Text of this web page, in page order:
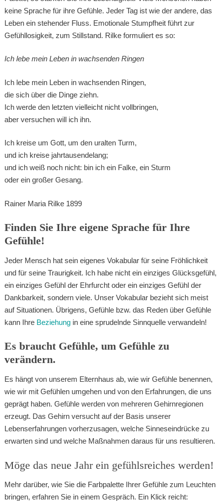
keine Sprache für ihre Gefühle. Jeder Tag ist wie der andere, das
Leben ein stehender Fluss. Emotionale Stumpfheit führt zur
Gefühllosigkeit, zum Stillstand. Rilke formuliert es so:
Ich lebe mein Leben in wachsenden Ringen
Ich lebe mein Leben in wachsenden Ringen,
die sich über die Dinge ziehn.
Ich werde den letzten vielleicht nicht vollbringen,
aber versuchen will ich ihn.
Ich kreise um Gott, um den uralten Turm,
und ich kreise jahrtausendelang;
und ich weiß noch nicht: bin ich ein Falke, ein Sturm
oder ein großer Gesang.
Rainer Maria Rilke 1899
Finden Sie Ihre eigene Sprache für Ihre
Gefühle!
Jeder Mensch hat sein eigenes Vokabular für seine Fröhlichkeit
und für seine Traurigkeit. Ich habe nicht ein einziges Glücksgefühl,
ein einziges Gefühl der Ehrfurcht oder ein einziges Gefühl der
Dankbarkeit, sondern viele. Unser Vokabular bezieht sich meist
auf Situationen. Übrigens, Gefühle bzw. das Reden über Gefühle
kann Ihre Beziehungin eine sprudelnde Sinnquelle verwandeln!
Es braucht Gefühle, um Gefühle zu
verändern.
Es hängt von unserem Elternhaus ab, wie wir Gefühle benennen,
wie wir mit Gefühlen umgehen und von den Erfahrungen, die uns
geprägt haben. Gefühle werden von mehreren Gehirnregionen
erzeugt. Das Gehirn versucht auf der Basis unserer
Lebenserfahrungen vorherzusagen, welche Sinneseindrücke zu
erwarten sind und welche Maßnahmen daraus für uns resultieren.
Möge das neue Jahr ein gefühlsreiches werden!
Mehr darüber, wie Sie die Farbpalette Ihrer Gefühle zum Leuchten
bringen, erfahren Sie in einem Gespräch. Ein Klick reicht: